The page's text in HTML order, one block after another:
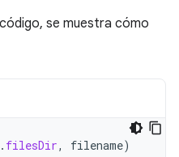
se muestra cómo
. filesDir, filename)